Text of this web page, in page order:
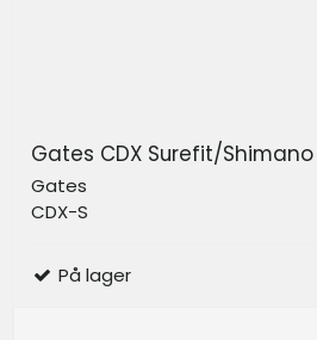
Gates CDX Surefit/
Gates
CDX-S
På lager